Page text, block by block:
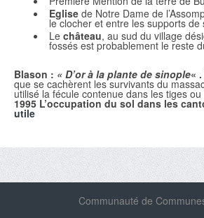
Eglise de Notre Dame de
le clocher et entre les supports
Le château, au sud du village
fossés est probablement le reste
Blason : « D’or à la plante de sinople«
que se cachèrent les survivants du
utilisé la fécule contenue dans les tiges
1995 L’occupation du sol dans les
utile
Communauté de